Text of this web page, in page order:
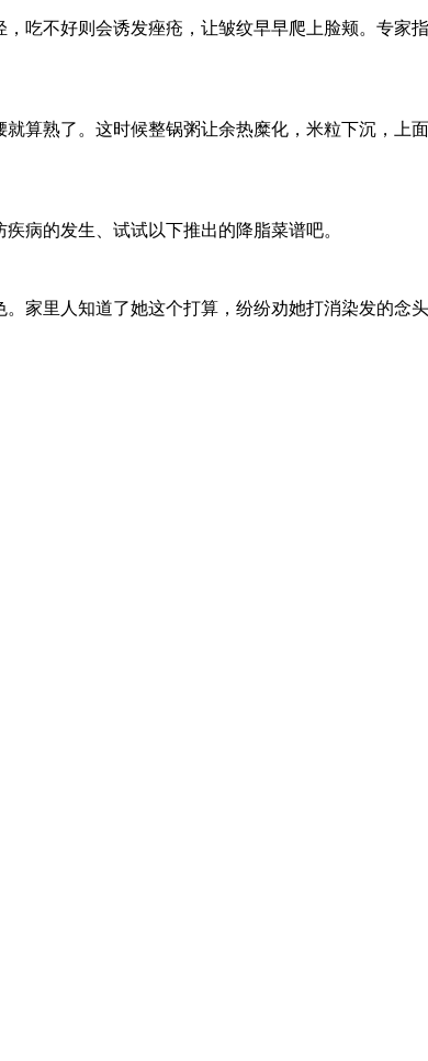
吃不好则会诱发痤疮，让皱纹早早爬上脸颊。专家
算熟了。这时候整锅粥让余热糜化，米粒下沉，上
病的发生、试试以下推出的降脂菜谱吧。
家里人知道了她这个打算，纷纷劝她打消染发的念